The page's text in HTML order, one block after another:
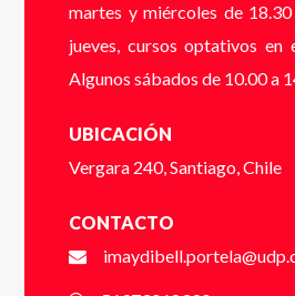
martes y miércoles de
jueves, cursos optativos en
Algunos sábados de 10.00 a
UBICACIÓN
Vergara 240, Santiago, Chile
CONTACTO
Teléfono*
Nombre *